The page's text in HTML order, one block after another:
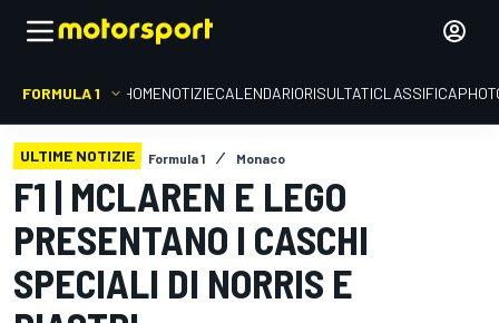
FORMULA 1 HOMENOTIZIECALENDARIORISULTATICLASSIFICA
ULTIME NOTIZIE Formula 1 Monaco
F1 | MCLAREN E LEGO
PRESENTANO I CASCHI
SPECIALI DI NORRIS E